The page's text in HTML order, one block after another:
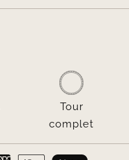
Tour
complet